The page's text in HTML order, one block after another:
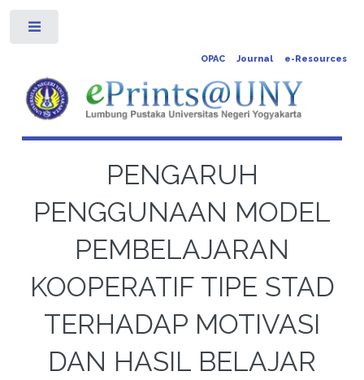
OPAC Journal e-Resources
PENGARUH
PENGGUNAAN MODEL
PEMBELAJARAN
KOOPERATIF TIPE STAD
TERHADAP MOTIVASI
DAN HASIL BELAJAR